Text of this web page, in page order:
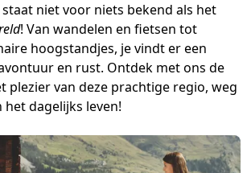
niet voor niets bekend als het
! Van wandelen en fietsen tot
hoogstandjes, je vindt er een
en rust. Ontdek met ons de
plezier van deze prachtige regio, weg
dagelijks leven!